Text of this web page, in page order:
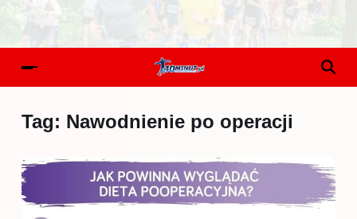
Tag: Nawodnienie po operacji